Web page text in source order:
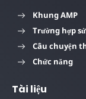
Khung AMP
Trường hợp
Câu chuyện
Chức năng
Tài liệu